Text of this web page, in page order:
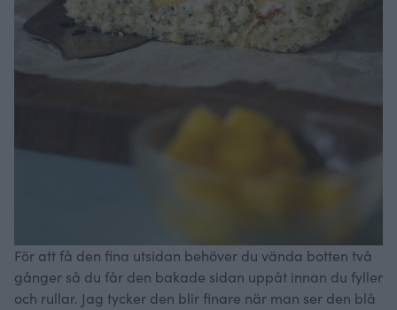
För att få den fina utsidan behöver du vända botten två
gånger så du får den bakade sidan uppåt innan du fyller
och rullar. Jag tycker den blir finare när man ser den blå